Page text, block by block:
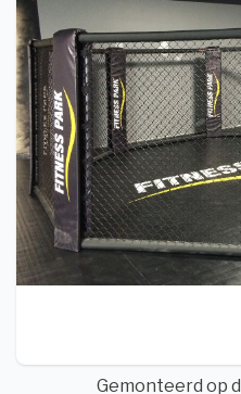
Gemonteerd op